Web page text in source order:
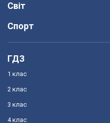
Світ
Спорт
ГДЗ
1 клас
2 клас
3 клас
4 клас